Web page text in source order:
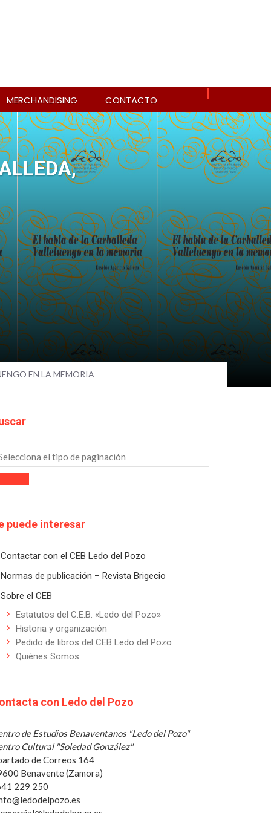
MERCHANDISING CONTACTO
EN LA MEMORIA
puede interesar
Contactar con el CEB Ledo del Pozo
Normas de publicación – Revista Brigecio
Sobre el CEB
Estatutos del C.E.B. «Ledo del Pozo»
Historia y organización
Pedido de libros del CEB Ledo del Pozo
Quiénes Somos
con Ledo del Pozo
de Estudios Benaventanos "Ledo del Pozo"
Cultural "Soledad González"
de Correos 164
Benavente (Zamora)
229 250